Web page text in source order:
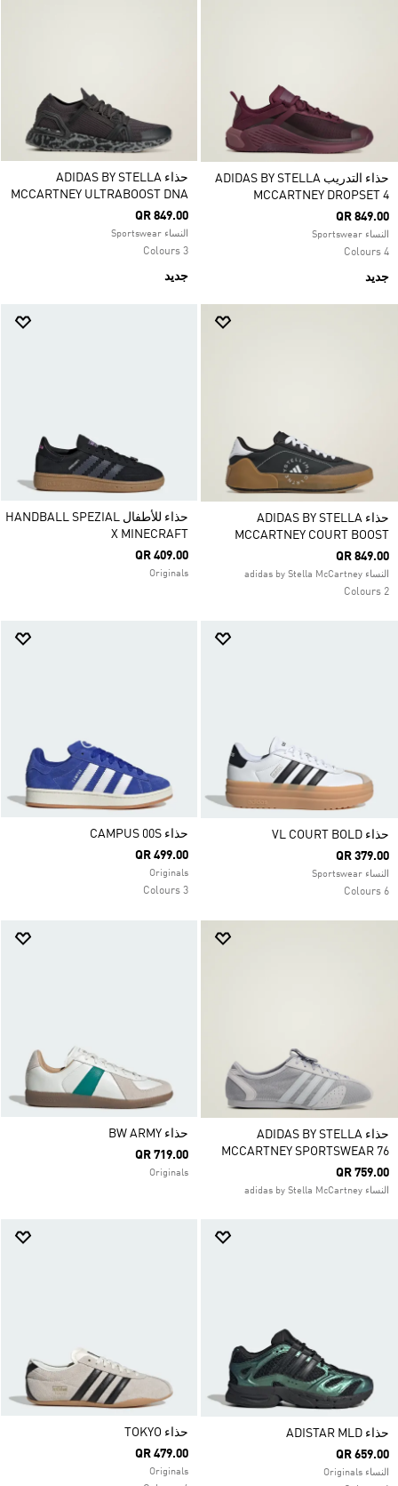
حذاء التدريب ADIDAS BY STELLA
MCCARTNEY DROPSET 4
QR 849.00
النساء Sportswear
4 Colours
جديد
حذاء ADIDAS BY STELLA
MCCARTNEY ULTRABOOST DNA
QR 849.00
النساء Sportswear
3 Colours
جديد
حذاء ADIDAS BY STELLA
MCCARTNEY COURT BOOST
QR 849.00
النساء adidas by Stella McCartney
2 Colours
حذاء للأطفال HANDBALL SPEZIAL
X MINECRAFT
QR 409.00
Originals
حذاء VL COURT BOLD
QR 379.00
النساء Sportswear
6 Colours
حذاء CAMPUS 00S
QR 499.00
Originals
3 Colours
حذاء ADIDAS BY STELLA
MCCARTNEY SPORTSWEAR 76
QR 759.00
النساء adidas by Stella McCartney
حذاء ‏BW ARMY
QR 719.00
Originals
حذاء ADISTAR MLD
QR 659.00
النساء Originals
حذاء TOKYO
QR 479.00
Originals